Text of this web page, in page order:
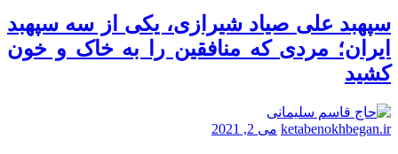
سپهبد علی صیاد شیرازی، یکی از سه سپهبد
ایران؛ مردی که منافقین را به خاک و خون
کشید
ketabenokhbegan.ir می 2, 2021